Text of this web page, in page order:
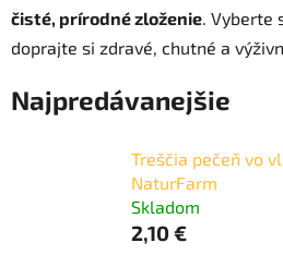
čisté, prírodné zloženie . Vyberte
doprajte si zdravé, chutné a
Najpredávanejšie
Treščia pečeň vo
NaturFarm
Skladom
2,10 €